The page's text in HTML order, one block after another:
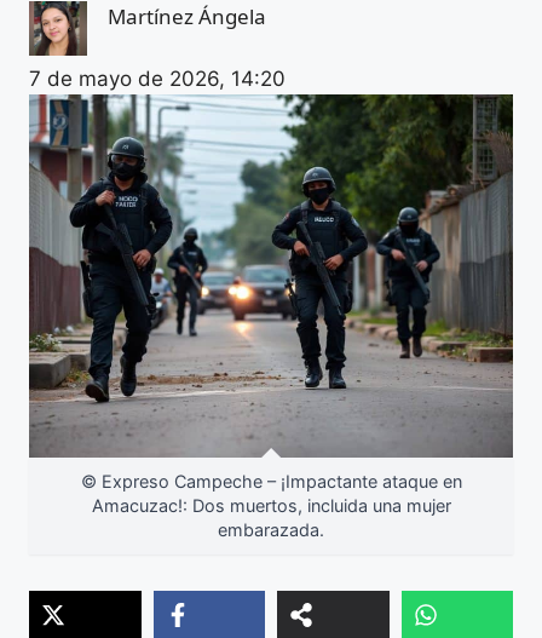
Martínez Ángela
7 de mayo de 2026, 14:20
© Expreso Campeche – ¡Impactante ataque en
Amacuzac!: Dos muertos, incluida una mujer
embarazada.